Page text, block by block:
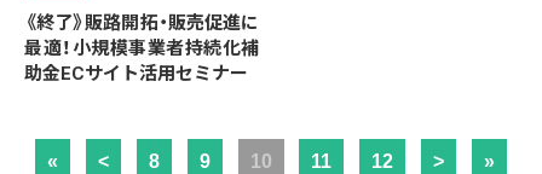
《終了》販路開拓・販売促進に
最適！小規模事業者持続化補
助金ECサイト活用セミナー
« < 8 9 10 11 12 > »